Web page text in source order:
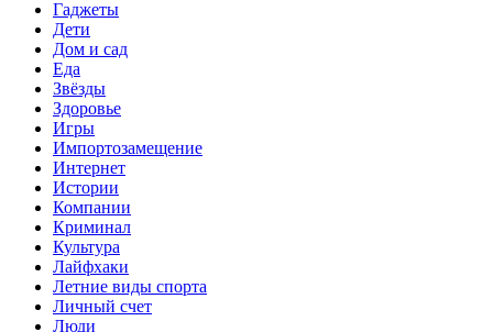
Гаджеты
Дети
Дом и сад
Еда
Звёзды
Здоровье
Игры
Импортозамещение
Интернет
Истории
Компании
Криминал
Культура
Лайфхаки
Летние виды спорта
Личный счет
Люди